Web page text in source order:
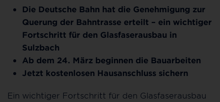
Die Deutsche Bahn hat die Genehmigung zur
Querung der Bahntrasse erteilt – ein wichtiger
Fortschritt für den Glasfaserausbau in
Sulzbach
Ab dem 24. März beginnen die Bauarbeiten
Jetzt kostenlosen Hausanschluss sichern
Ein wichtiger Fortschritt für den Glasfaserausbau